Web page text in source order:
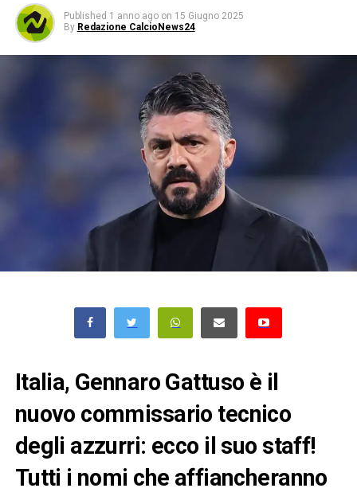
Published 1 anno ago on 15 Giugno 2025
By Redazione CalcioNews24
Italia, Gennaro Gattuso è il
nuovo commissario tecnico
degli azzurri: ecco il suo staff!
Tutti i nomi che affiancheranno